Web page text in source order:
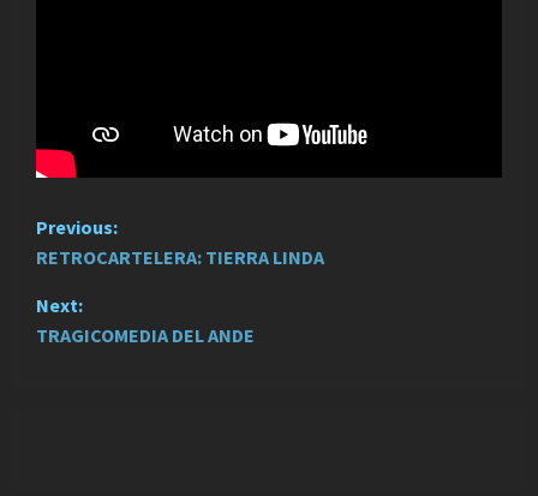
P
o
s
Previous:
RETROCARTELERA: TIERRA LINDA
Next:
TRAGICOMEDIA DEL ANDE